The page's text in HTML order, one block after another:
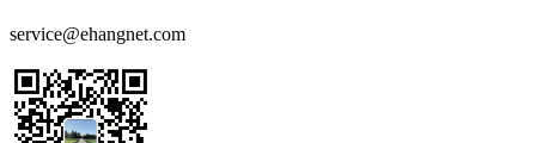
service@ehangnet.com